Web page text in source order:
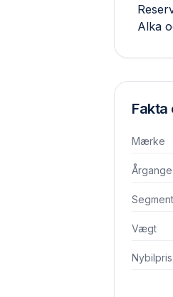
Alka
Fakta
Mærke
Årgange
Segment
Vægt
Nybilpris